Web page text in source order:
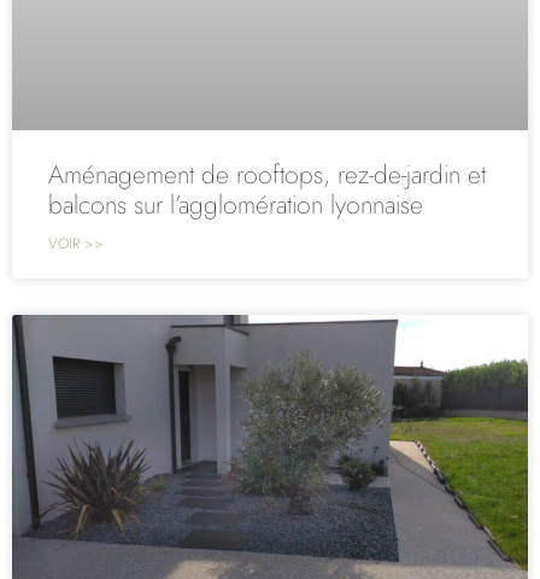
Aménagement de rooftops, rez-de-jardin et
balcons sur l’agglomération lyonnaise
VOIR >>